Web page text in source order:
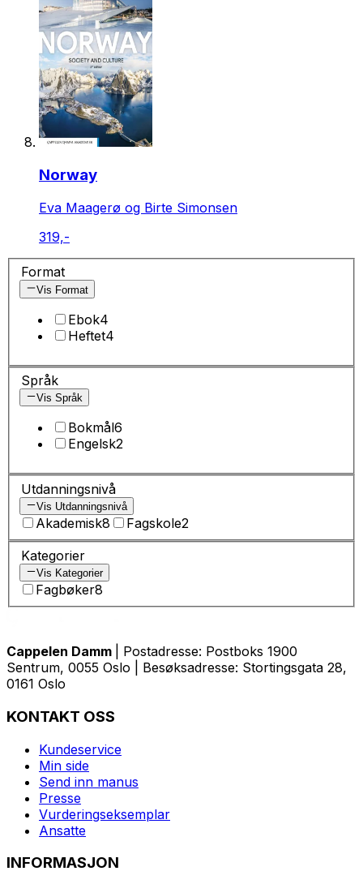
Norway
Eva Maagerø og Birte Simonsen
319,-
Format
Vis Format
Ebok4
Heftet4
Språk
Vis Språk
Bokmål6
Engelsk2
Utdanningsnivå
Vis Utdanningsnivå
Akademisk8 Fagskole2
Kategorier
Vis Kategorier
Fagbøker8
Cappelen Damm
| Postadresse: Postboks 1900
Sentrum, 0055 Oslo | Besøksadresse: Stortingsgata 28,
0161 Oslo
KONTAKT OSS
Kundeservice
Min side
Send inn manus
Presse
Vurderingseksemplar
Ansatte
INFORMASJON